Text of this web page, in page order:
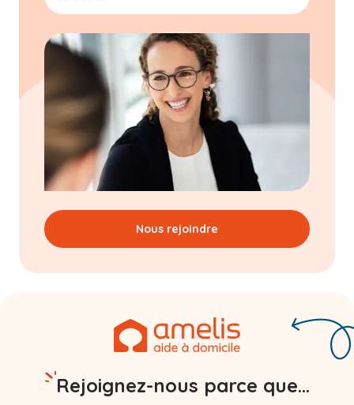
Nous rejoindre
Rejoignez-nous parce que...